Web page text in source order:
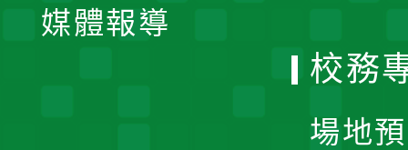
媒體報導
校務
場地